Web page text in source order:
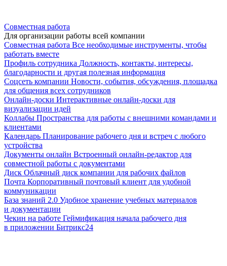
Совместная работа
Для организации работы всей компании
Совместная работа Все необходимые инструменты, чтобы
работать вместе
Профиль сотрудника Должность, контакты, интересы,
благодарности и другая полезная информация
Соцсеть компании Новости, события, обсуждения, площадка
для общения всех сотрудников
Онлайн-доски Интерактивные онлайн-доски для
визуализации идей
Коллабы Пространства для работы с внешними командами и
клиентами
Календарь Планирование рабочего дня и встреч с любого
устройства
Документы онлайн Встроенный онлайн-редактор для
совместной работы с документами
Диск Облачный диск компании для рабочих файлов
Почта Корпоративный почтовый клиент для удобной
коммуникации
База знаний 2.0 Удобное хранение учебных материалов
и документации
Чекин на работе Геймификация начала рабочего дня
в приложении Битрикс24